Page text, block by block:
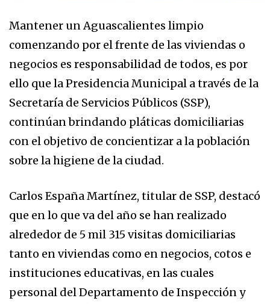
Mantener un Aguascalientes limpio
comenzando por el frente de las viviendas o
negocios es responsabilidad de todos, es por
ello que la Presidencia Municipal a través de la
Secretaría de Servicios Públicos (SSP),
continúan brindando pláticas domiciliarias
con el objetivo de concientizar a la población
sobre la higiene de la ciudad.
Carlos España Martínez, titular de SSP, destacó
que en lo que va del año se han realizado
alrededor de 5 mil 315 visitas domiciliarias
tanto en viviendas como en negocios, cotos e
instituciones educativas, en las cuales
personal del Departamento de Inspección y